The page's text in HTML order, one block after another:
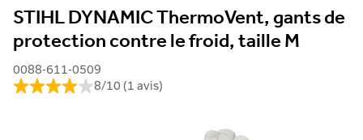
STIHL DYNAMIC ThermoVent, gants de
protection contre le froid, taille M
0088-611-0509
8/10 (1 avis)